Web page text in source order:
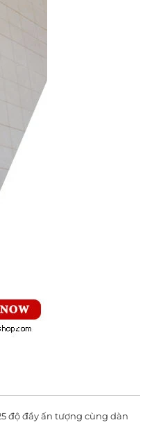
độ đầy ấn tượng cùng dàn